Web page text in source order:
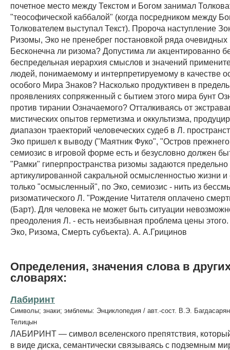
почетное место между Текстом и Богом занимал
"теософической каббалой" (когда посредником между
Толкователем выступал Текст). Пророча наступление
Ризомы, Эко не пренебрег постановкой ряда
Бесконечна ли ризома? Допустима ли акцентированно
беспредельная иерархия смыслов и значений
людей, понимаемому и интерпретируемому в качестве
особого Мира Знаков? Насколько продуктивен в
проявлениях сопряженный с бытием этого мира бунт
против тирании Означаемого? Отталкиваясь от
мистических опытов герметизма и оккультизма,
диапазон траекторий человеческих судеб в Л.
Эко пришел к выводу ("Маятник Фуко", "Остров
семиозис в игровой форме есть и безусловно должен
"Рамки" гиперпространства ризомы задаются предельно
артикулированной сакральной осмысленностью жизни
только "осмысленный", по Эко, семиозис - нить из
ризоматического Л. "Рождение Читателя оплачено
(Барт). Для человека не может быть ситуации
преодоления Л. - есть неизбывная проблема цены
Эко, Ризома, Смерть субъекта). А. А.Грицинов
Определения, значения слова в
словарях:
Лабиринт
Символы; знаки; эмблемы: Энциклопедия / авт.-сост. В.Э.
Телицын
ЛАБИРИНТ — символ вселенского препятствия,
в виде диска, семантически связываясь с подземным